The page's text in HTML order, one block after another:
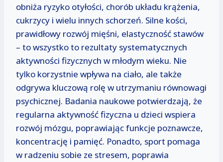
obniża ryzyko otyłości, chorób układu krążenia,
cukrzycy i wielu innych schorzeń. Silne kości,
prawidłowy rozwój mięśni, elastyczność stawów
– to wszystko to rezultaty systematycznych
aktywności fizycznych w młodym wieku. Nie
tylko korzystnie wpływa na ciało, ale także
odgrywa kluczową rolę w utrzymaniu równowagi
psychicznej. Badania naukowe potwierdzają, że
regularna aktywność fizyczna u dzieci wspiera
rozwój mózgu, poprawiając funkcje poznawcze,
koncentrację i pamięć. Ponadto, sport pomaga
w radzeniu sobie ze stresem, poprawia